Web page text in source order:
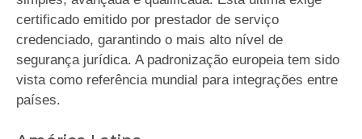
certificado emitido por prestador de serviço
credenciado, garantindo o mais alto nível de
segurança jurídica. A padronização europeia tem sido
vista como referência mundial para integrações entre
países.